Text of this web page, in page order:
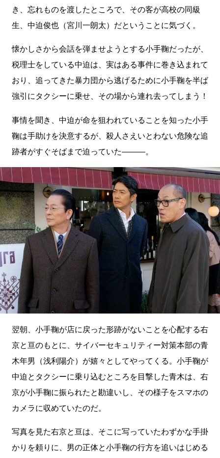
き、忘れものを渡したところで、その客が高校の同級
生、中迫俊也（宮川一朗太）だということに気づく。
懐かしさから会話を弾ませようとする小手鞠だったが、
税理士をしている中迫は、実はある事件に巻き込まれて
おり、追ってきた暴力団から逃げるために小手鞠を半ば
強引にタクシーに乗せ、その場から連れ去ってしまう！
事情を聞き、中迫が命を狙われていることを知った小手
鞠は手助けを決意するが、殺人さえいとわない危険な追
跡者がすぐそばまで迫っていた―――。
翌朝、小手鞠が店に戻った形跡がないことを心配する右
京と亘のもとに、サイバーセキュリティー対策本部の青
木年男（浅利陽介）が嬉々としてやってくる。小手鞠が
中迫とタクシーに乗り込むところを目撃した青木は、右
京が小手鞠に振られたと勘違いし、その様子をスマホの
カメラに収めていたのだ。
写真を見た右京と亘は、そこに写っていたわずかな手掛
かりを頼りに、男の正体と小手鞠の行方を追いはじめる